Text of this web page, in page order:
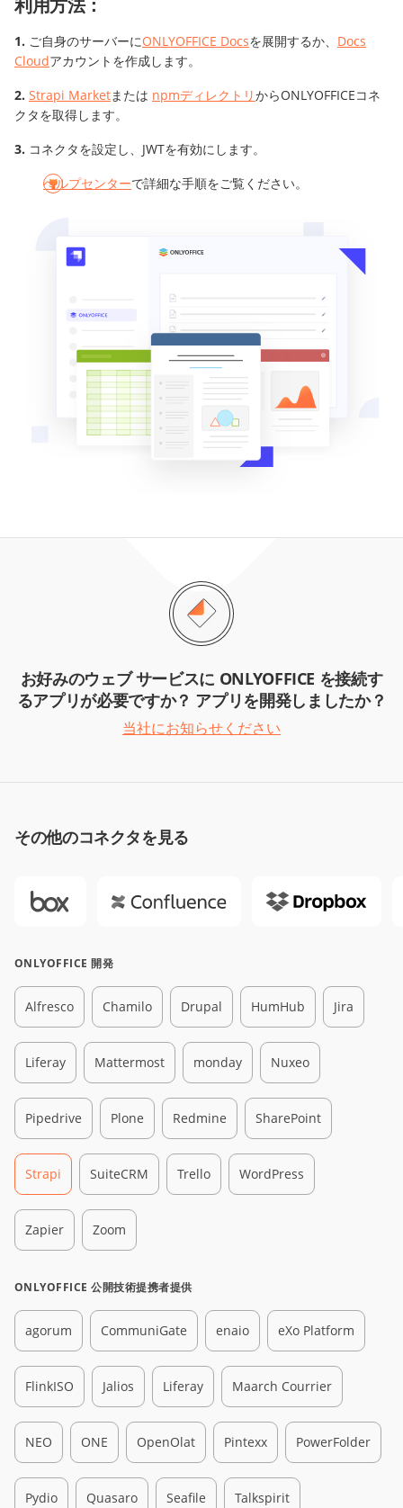
ご自身のサーバーにONLYOFFICE Docsを展開するか、 Docs
Cloudアカウントを作成します。
Strapi Marketまたは npmディレクトリからONLYOFFICEコネ
クタを取得します。
コネクタを設定し、JWTを有効にします。
ヘルプセンターで詳細な手順をご覧ください。
お好みのウェブ サービスに ONLYOFFICE を接続す
るアプリが必要ですか？ アプリを開発しましたか？
当社にお知らせください
その他のコネクタを見る
ONLYOFFICE 開発
Alfresco Chamilo Drupal HumHub Jira
Liferay Mattermost monday Nuxeo
Pipedrive Plone Redmine SharePoint
Strapi SuiteCRM Trello WordPress
Zapier Zoom
ONLYOFFICE 公開技術提携者提供
agorum CommuniGate enaio eXo Platform
FlinkISO Jalios Liferay Maarch Courrier
NEO ONE OpenOlat Pintexx PowerFolder
Pydio Quasaro Seafile Talkspirit